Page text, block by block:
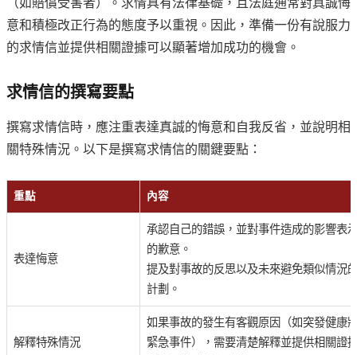
（如賠償受害者）。求情具有法律基礎，且法庭通常對真誠悔
意和積極改正行為的態度予以重視。因此，準備一份有說服力
的求情信並提供相關證據可以顯著增加成功的機會。
求情信的撰寫要點
撰寫求情信時，應注重表達真誠的悔意和自我反省，並說明相
關特殊情況。以下是撰寫求情信的關鍵要點：
重點 內容
表達悔意
承認自己的錯誤，並對事件造成的影響表
的歉意。
提及對事故的反思以及未來避免類似情況
計劃。
解釋特殊情況
如果事故的發生有客觀原因（如突發健康
緊急事件），需要清楚解釋並提供相關證